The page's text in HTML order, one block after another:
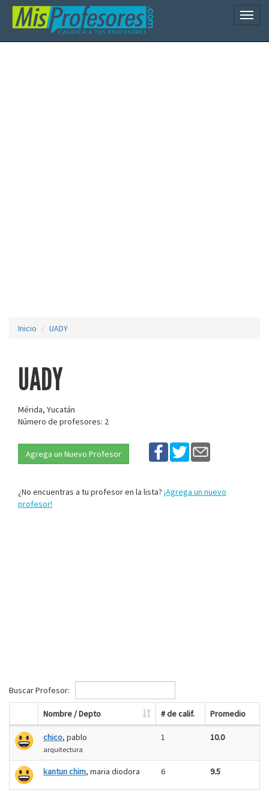
Inicio UADY
UADY
Mérida, Yucatán
Número de profesores: 2
Agrega un Nuevo Profesor
¿No encuentras a tu profesor en la lista? ¡Agrega un nuevo
profesor!
Buscar Profesor:
Nombre / Depto # de calif. Promedio
chico, pablo
arquitectura
1 10.0
kantun chim, maria diodora 6 9.5